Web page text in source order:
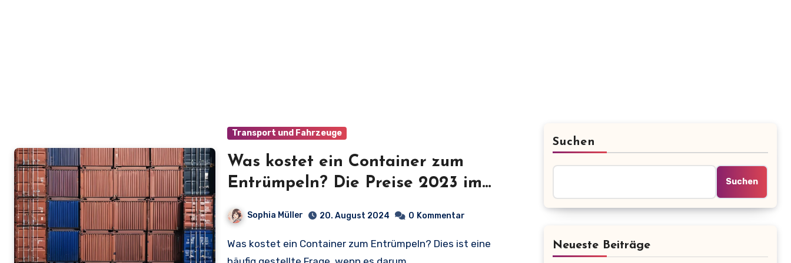
Transport und Fahrzeuge
Was kostet ein Container zum
Entrümpeln? Die Preise 2023 im
Detail!
Sophia Müller 20. August 2024 0 Kommentar
Was kostet ein Container zum Entrümpeln? Dies ist eine
Suchen
Suchen
Neueste Beiträge